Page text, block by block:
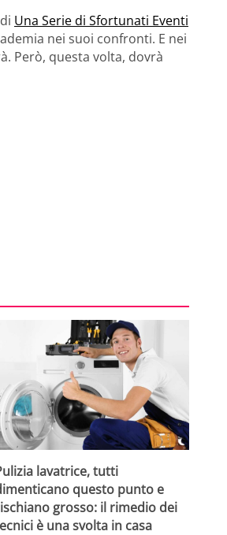
Una Serie di Sfortunati Eventi
nei suoi confronti. E nei
Però, questa volta, dovrà
lavatrice, tutti
questo punto e
grosso: il rimedio dei
è una svolta in casa